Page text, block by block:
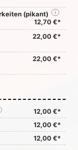
(pikant)
12,70 €*
i
22,00 €*
22,00 €*
12,00 €*
12,00 €*
12,00 €*